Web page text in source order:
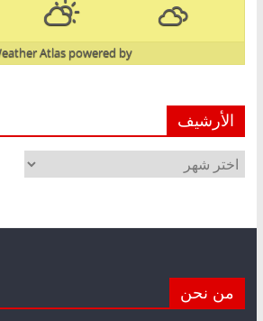
powered by
Atlas
الأرشيف
الأرشيف
من نحن